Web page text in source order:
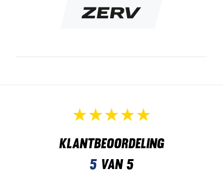
Materiaal: 100% polyester
Klantbeoordeling
5van 5